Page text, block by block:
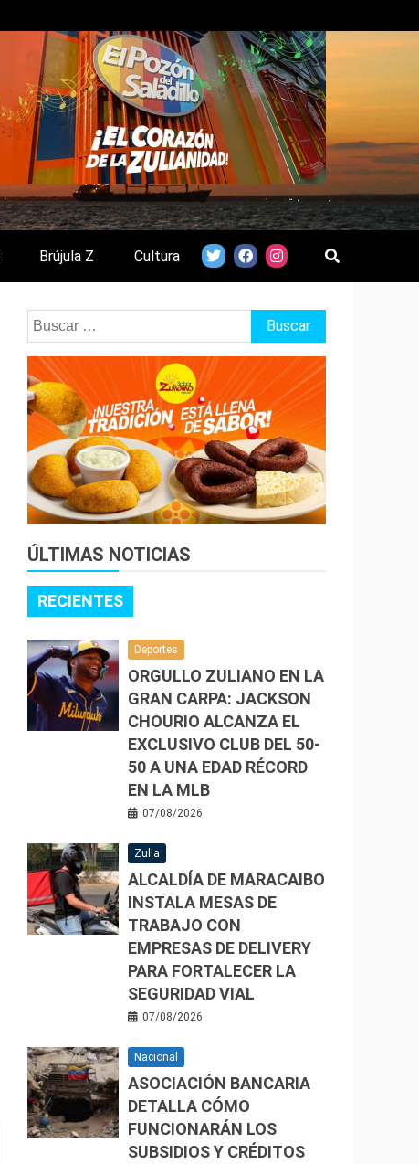
Brújula Z Cultura
Buscar:
ÚLTIMAS NOTICIAS
RECIENTES
Deportes
ORGULLO ZULIANO EN LA
GRAN CARPA: JACKSON
CHOURIO ALCANZA EL
EXCLUSIVO CLUB DEL 50-
50 A UNA EDAD RÉCORD
EN LA MLB
07/08/2026
Zulia
ALCALDÍA DE MARACAIBO
INSTALA MESAS DE
TRABAJO CON
EMPRESAS DE DELIVERY
PARA FORTALECER LA
SEGURIDAD VIAL
07/08/2026
Nacional
ASOCIACIÓN BANCARIA
DETALLA CÓMO
FUNCIONARÁN LOS
SUBSIDIOS Y CRÉDITOS